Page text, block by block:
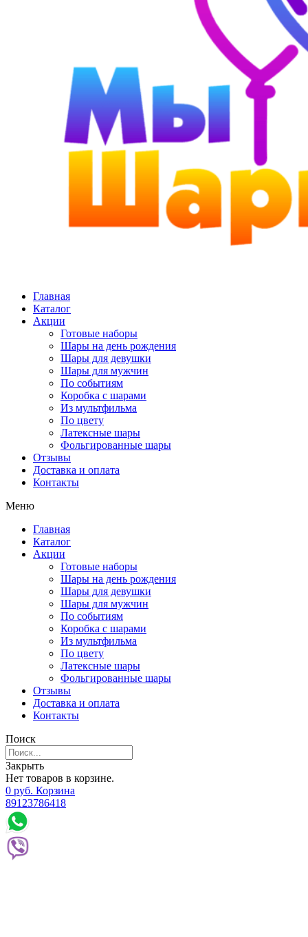
Главная
Каталог
Акции
Готовые наборы
Шары на день рождения
Шары для девушки
Шары для мужчин
По событиям
Коробка с шарами
Из мультфильма
По цвету
Латексные шары
Фольгированные шары
Отзывы
Доставка и оплата
Контакты
Меню
Главная
Каталог
Акции
Готовые наборы
Шары на день рождения
Шары для девушки
Шары для мужчин
По событиям
Коробка с шарами
Из мультфильма
По цвету
Латексные шары
Фольгированные шары
Отзывы
Доставка и оплата
Контакты
Поиск
Закрыть
Нет товаров в корзине.
0 руб. Корзина
89123786418